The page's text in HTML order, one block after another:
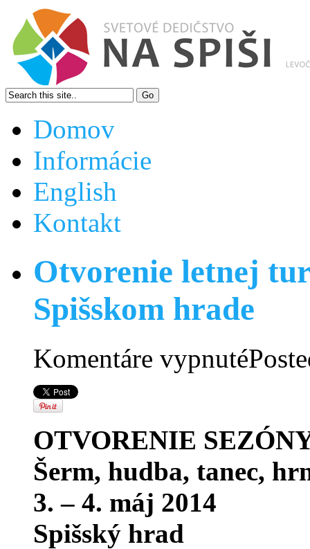
Domov
Informácie
English
Kontakt
Otvorenie letnej
Spišskom hrade
Komentáre vypnuténa
Otvorenie
hrade
OTVORENIE
Šerm, hudba, tanec,
3. – 4. máj 2014
Spišský hrad